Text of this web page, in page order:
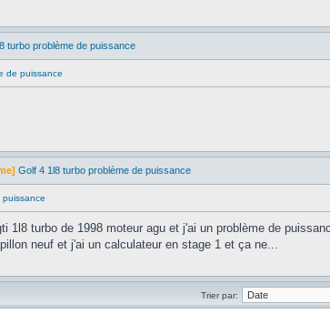
turbo problème de puissance
de puissance
Golf 4 1l8 turbo problème de puissance
1l8 turbo de 1998 moteur agu et j'ai un problème de
neuf et j'ai un calculateur en stage 1 et ça ne...
Trier par: